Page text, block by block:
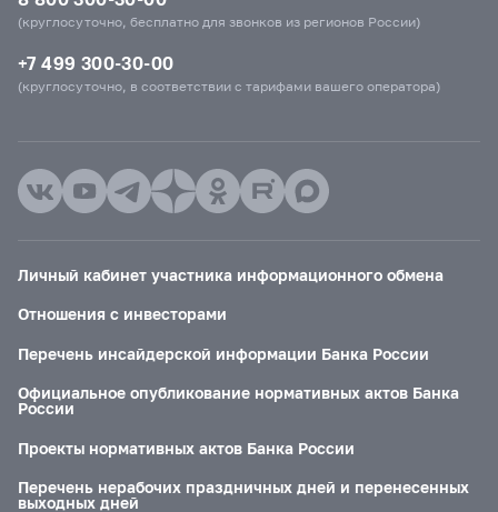
(круглосуточно, бесплатно для звонков из регионов России)
+7 499 300-30-00
(круглосуточно, в соответствии с тарифами вашего оператора)
Личный кабинет участника информационного обмена
Отношения с инвесторами
Перечень инсайдерской информации Банка России
Официальное опубликование нормативных актов Банка
России
Проекты нормативных актов Банка России
Перечень нерабочих праздничных дней и перенесенных
выходных дней